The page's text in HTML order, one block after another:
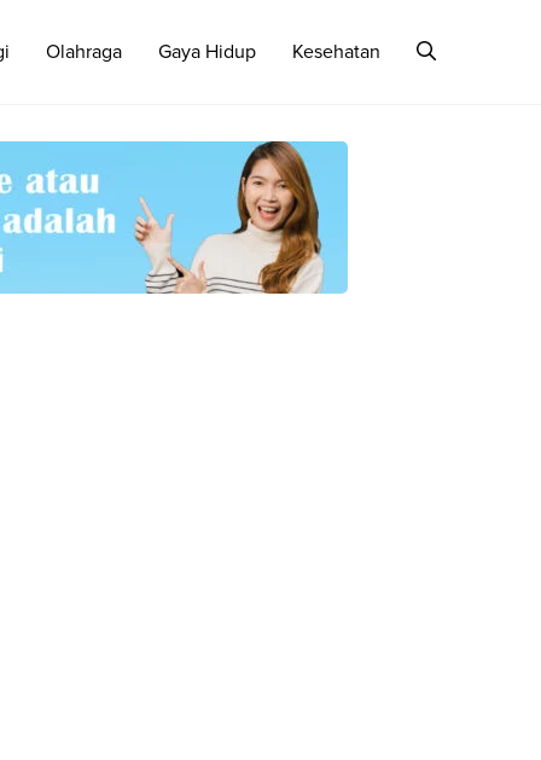
Olahraga Gaya Hidup Kesehatan